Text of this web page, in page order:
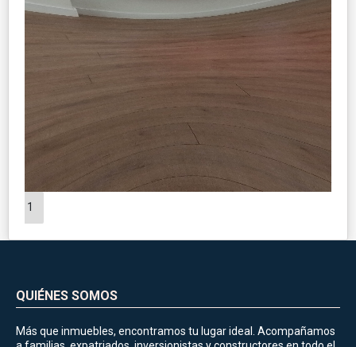
1
QUIÉNES SOMOS
Más que inmuebles, encontramos tu lugar ideal. Acompañamos